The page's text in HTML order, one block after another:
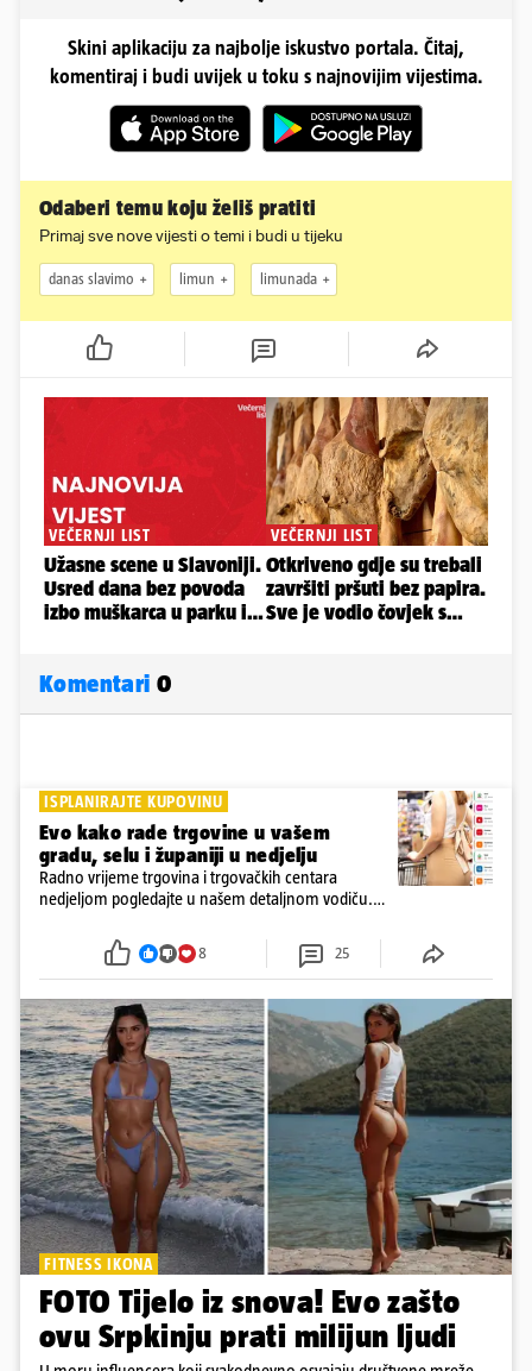
Skini aplikaciju za najbolje iskustvo portala. Čitaj,
komentiraj i budi uvijek u toku s najnovijim vijestima.
Odaberi temu koju želiš pratiti
Primaj sve nove vijesti o temi i budi u tijeku
danas slavimo limun limunada
Komentari 0
ISPLANIRAJTE KUPOVINU
Evo kako rade trgovine u vašem
gradu, selu i županiji u nedjelju
Radno vrijeme trgovina i trgovačkih centara
nedjeljom pogledajte u našem detaljnom vodiču.
i šoping centri sami biraju koje će to nedjelje biti
8 25
FITNESS IKONA
FOTO Tijelo iz snova! Evo zašto
ovu Srpkinju prati milijun ljudi